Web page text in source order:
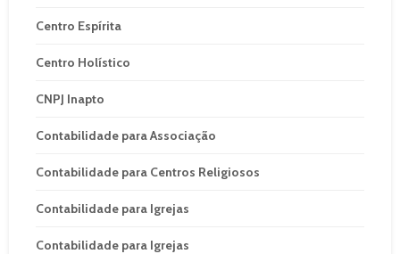
Centro Espírita
Centro Holístico
CNPJ Inapto
Contabilidade para Associação
Contabilidade para Centros Religiosos
Contabilidade para Igrejas
Contabilidade para Igrejas